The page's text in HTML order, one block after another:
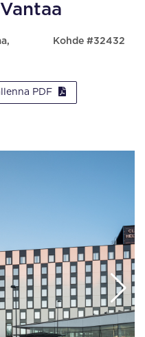
Kohde #32432
PDF